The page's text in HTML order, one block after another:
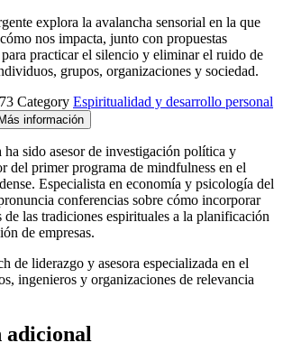
explora la avalancha sensorial en la que
nos impacta, junto con propuestas
practicar el silencio y eliminar el ruido de
grupos, organizaciones y sociedad.
Category Espiritualidad y desarrollo personal
información
ha sido asesor de investigación política y
del primer programa de mindfulness en el
Especialista en economía y psicología del
conferencias sobre cómo incorporar
las tradiciones espirituales a la planificación
de empresas.
de liderazgo y asesora especializada en el
ingenieros y organizaciones de relevancia